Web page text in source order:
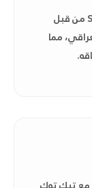
على عكس الأدوات العادية، تم تطوير Spexo من قبل
مما